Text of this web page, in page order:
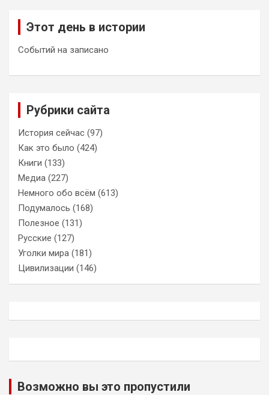
Этот день в истории
Событий на записано
Рубрики сайта
История сейчас (97)
Как это было (424)
Книги (133)
Медиа (227)
Немного обо всём (613)
Подумалось (168)
Полезное (131)
Русские (127)
Уголки мира (181)
Цивилизации (146)
Возможно вы это пропустили